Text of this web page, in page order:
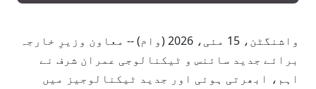
واشنگٹن، 15 مئی، 2026 (وام) -- معاون وزیرِ خارجہ
برائے جدید سائنس و ٹیکنالوجی عمران شرف نے
اہم، ابھرتی ہوئی اور جدید ٹیکنالوجیز میں